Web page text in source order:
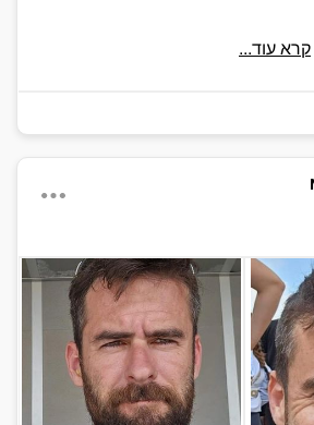
קרא עוד...